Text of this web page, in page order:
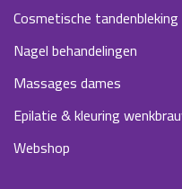
Cosmetische tandenbleking
Nagel behandelingen
Massages dames
Epilatie & kleuring
Webshop